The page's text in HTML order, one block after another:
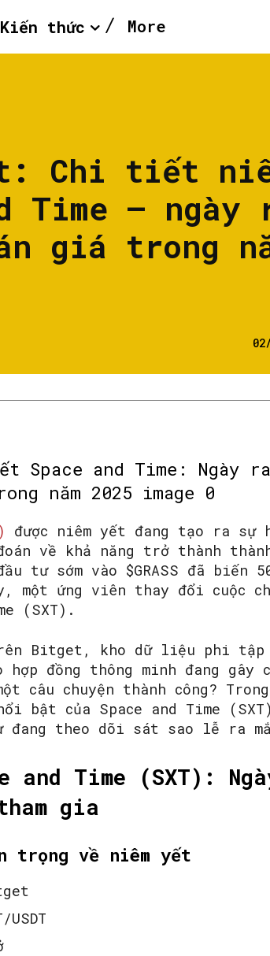
Kiến thức More
Chi tiết
Time – ngày
giá trong
được niêm yết đang tạo ra sự
về khả năng trở thành
tư sớm vào $GRASS đã
một ứng viên thay đổi cuộc
(SXT).
Bitget, kho dữ liệu phi tập
hợp đồng thông minh đang
câu chuyện thành công?
bật của Space and Time
đang theo dõi sát sao lễ ra
and Time (SXT):
gia
trọng về niêm yết
USDT